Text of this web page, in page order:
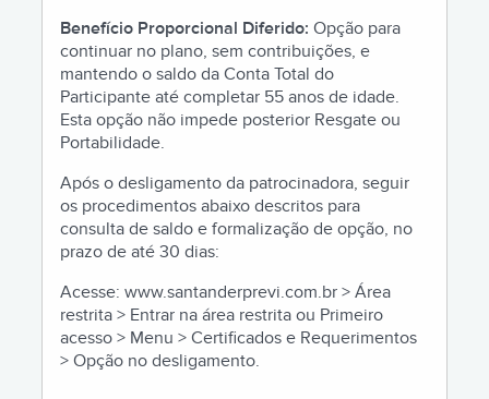
Benefício Proporcional Diferido: Opção para
continuar no plano, sem contribuições, e
mantendo o saldo da Conta Total do
Participante até completar 55 anos de idade.
Esta opção não impede posterior Resgate ou
Portabilidade.
Após o desligamento da patrocinadora, seguir
os procedimentos abaixo descritos para
consulta de saldo e formalização de opção, no
prazo de até 30 dias:
Acesse: www.santanderprevi.com.br > Área
restrita > Entrar na área restrita ou Primeiro
acesso > Menu > Certificados e Requerimentos
> Opção no desligamento.